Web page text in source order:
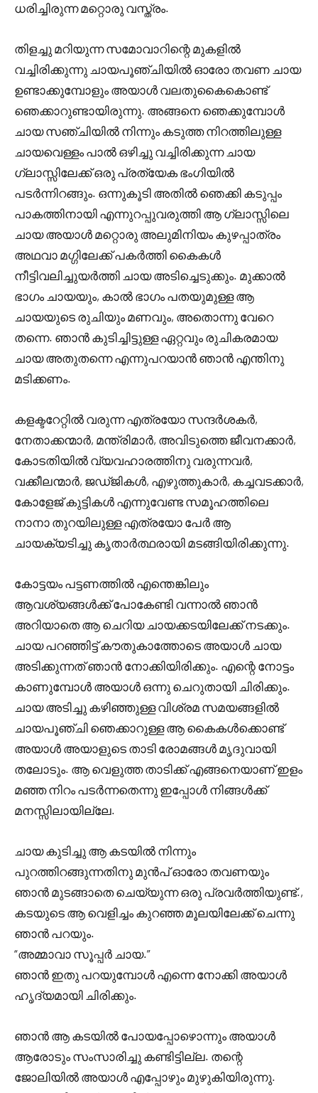
ധരിച്ചിരുന്ന മറ്റൊരു വസ്ത്രം.
തിളച്ചു മറിയുന്ന സമോവാറിന്റെ മുകളിൽ
വച്ചിരിക്കുന്നു ചായപൂഞ്ചിയിൽ ഓരോ തവണ ചായ
ഉണ്ടാക്കുമ്പോളും അയാൾ വലതുകൈകൊണ്ട്
ഞെക്കാറുണ്ടായിരുന്നു. അങ്ങനെ ഞെക്കുമ്പോൾ
ചായ സഞ്ചിയിൽ നിന്നും കടുത്ത നിറത്തിലുള്ള
ചായവെള്ളം പാൽ ഒഴിച്ചു വച്ചിരിക്കുന്ന ചായ
ഗ്ലാസ്സിലേക്ക് ഒരു പ്രത്യേക ഭംഗിയിൽ
പടർന്നിറങ്ങും. ഒന്നുകൂടി അതിൽ ഞെക്കി കടുപ്പം
പാകത്തിനായി എന്നുറപ്പുവരുത്തി ആ ഗ്ലാസ്സിലെ
ചായ അയാൾ മറ്റൊരു അലുമിനിയം കുഴപ്പാത്രം
അഥവാ മഗ്ഗിലേക്ക് പകർത്തി കൈകൾ
നീട്ടിവലിച്ചുയർത്തി ചായ അടിച്ചെടുക്കും. മുക്കാൽ
ഭാഗം ചായയും, കാൽ ഭാഗം പതയുമുള്ള ആ
ചായയുടെ രുചിയും മണവും, അതൊന്നു വേറെ
തന്നെ. ഞാൻ കുടിച്ചിട്ടുള്ള ഏറ്റവും രുചികരമായ
ചായ അതുതന്നെ എന്നുപറയാൻ ഞാൻ എന്തിനു
മടിക്കണം.
കളക്ടറേറ്റിൽ വരുന്ന എത്രയോ സന്ദർശകർ,
നേതാക്കന്മാർ, മന്ത്രിമാർ, അവിടുത്തെ ജീവനക്കാർ,
കോടതിയിൽ വ്യവഹാരത്തിനു വരുന്നവർ,
വക്കീലന്മാർ, ജഡ്ജികൾ, എഴുത്തുകാർ, കച്ചവടക്കാർ,
കോളേജ് കുട്ടികൾ എന്നുവേണ്ട സമൂഹത്തിലെ
നാനാ തുറയിലുള്ള എത്രയോ പേർ ആ
ചായക്യടിച്ചു കൃതാർത്ഥരായി മടങ്ങിയിരിക്കുന്നു.
കോട്ടയം പട്ടണത്തിൽ എന്തെങ്കിലും
ആവശ്യങ്ങൾക്ക് പോകേണ്ടി വന്നാൽ ഞാൻ
അറിയാതെ ആ ചെറിയ ചായക്കടയിലേക്ക് നടക്കും.
ചായ പറഞ്ഞിട്ട് കൗതുകാത്തോടെ അയാൾ ചായ
അടിക്കുന്നത് ഞാൻ നോക്കിയിരിക്കും. എന്റെ നോട്ടം
കാണുമ്പോൾ അയാൾ ഒന്നു ചെറുതായി ചിരിക്കും.
ചായ അടിച്ചു കഴിഞ്ഞുള്ള വിശ്രമ സമയങ്ങളിൽ
ചായപൂഞ്ചി ഞെക്കാറുള്ള ആ കൈകൾക്കൊണ്ട്
അയാൾ അയാളുടെ താടി രോമങ്ങൾ മൃദുവായി
തലോടും. ആ വെളുത്ത താടിക്ക് എങ്ങനെയാണ് ഇളം
മഞ്ഞ നിറം പടർന്നതെന്നു ഇപ്പോൾ നിങ്ങൾക്ക്
മനസ്സിലായില്ലേ.
ചായ കുടിച്ചു ആ കടയിൽ നിന്നും
പുറത്തിറങ്ങുന്നതിനു മുൻപ് ഓരോ തവണയും
ഞാൻ മുടങ്ങാതെ ചെയ്യുന്ന ഒരു പ്രവർത്തിയുണ്ട്.,
കടയുടെ ആ വെളിച്ചം കുറഞ്ഞ മൂലയിലേക്ക് ചെന്നു
ഞാൻ പറയും.
“അമ്മാവാ സൂപ്പർ ചായ.”
ഞാൻ ഇതു പറയുമ്പോൾ എന്നെ നോക്കി അയാൾ
ഹൃദ്യമായി ചിരിക്കും.
ഞാൻ ആ കടയിൽ പോയപ്പോഴൊന്നും അയാൾ
ആരോടും സംസാരിച്ചു കണ്ടിട്ടില്ല. തന്റെ
ജോലിയിൽ അയാൾ എപ്പോഴും മുഴുകിയിരുന്നു.